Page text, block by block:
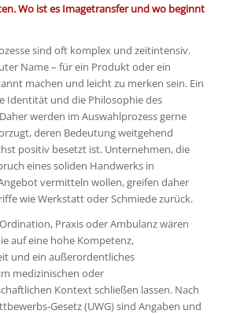
Wo ist es Imagetransfer und wo beginnt
sind oft komplex und zeitintensiv.
Name – für ein Produkt oder ein
machen und leicht zu merken sein. Ein
Identität und die Philosophie des
werden im Auswahlprozess gerne
deren Bedeutung weitgehend
positiv besetzt ist. Unternehmen, die
eines soliden Handwerks in
vermitteln wollen, greifen daher
wie Werkstatt oder Schmiede zurück.
Praxis oder Ambulanz wären
auf eine hohe Kompetenz,
und ein außerordentliches
medizinischen oder
Kontext schließen lassen. Nach
Gesetz (UWG) sind Angaben und